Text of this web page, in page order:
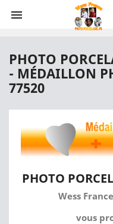

PHOTO
- MÉDAILLON
77520
PHOTO
Wess
vous